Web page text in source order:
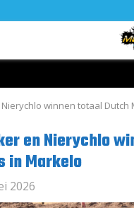
winnen totaal
en Nierychlo
in Markelo
2026